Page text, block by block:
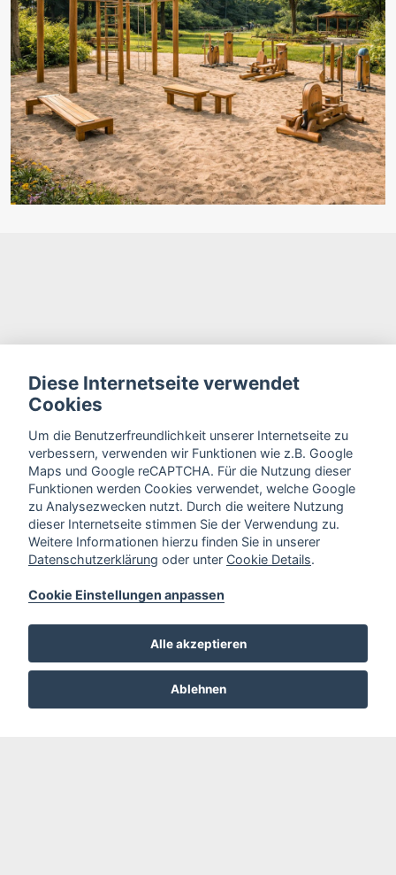
Sitemap
Diese Internetseite verwendet
Cookies
Um die Benutzerfreundlichkeit unserer Internetseite zu
verbessern, verwenden wir Funktionen wie z.B. Google
Maps und Google reCAPTCHA. Für die Nutzung dieser
Funktionen werden Cookies verwendet, welche Google
zu Analysezwecken nutzt. Durch die weitere Nutzung
dieser Internetseite stimmen Sie der Verwendung zu.
Weitere Informationen hierzu finden Sie in unserer
Datenschutzerklärung oder unter Cookie Details.
Cookie Einstellungen anpassen
Alle akzeptieren
Ablehnen